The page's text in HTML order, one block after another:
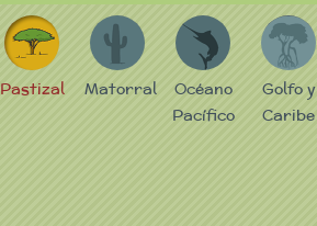
P
Pastizal
M
Matorral
P
Océano
Pacífico
GC
Golfo y
Caribe